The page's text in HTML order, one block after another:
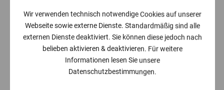
Wir verwenden technisch notwendige Cookies auf unserer
Webseite sowie externe Dienste. Standardmäßig sind alle
externen Dienste deaktiviert. Sie können diese jedoch nach
belieben aktivieren & deaktivieren. Für weitere
Informationen lesen Sie unsere
Datenschutzbestimmungen.